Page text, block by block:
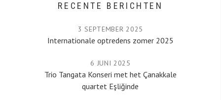
RECENTE BERICHTEN
Internationale optredens zomer 2025
3 SEPTEMBER 2025
Trio Tangata Konseri met het Çanakkale
quartet Eşliğinde
6 JUNI 2025